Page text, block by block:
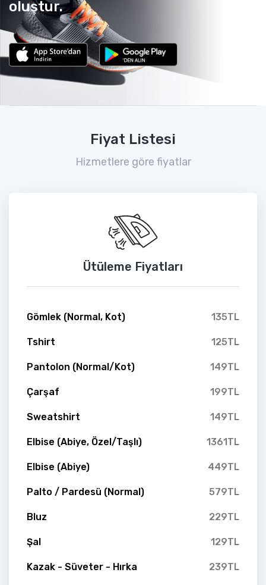
oluştur.
Fiyat Listesi
Hizmetlere göre fiyatlar
Ütüleme Fiyatları
Gömlek (Normal, Kot) 135TL
Tshirt 125TL
Pantolon (Normal/Kot) 149TL
Çarşaf 199TL
Sweatshirt 149TL
Elbise (Abiye, Özel/Taşlı) 1361TL
Elbise (Abiye) 449TL
Palto / Pardesü (Normal) 579TL
Bluz 229TL
Şal 129TL
Kazak - Süveter - Hırka 239TL